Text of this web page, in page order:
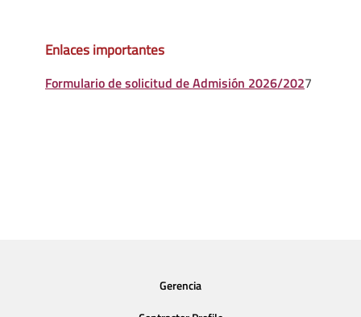
Enlaces importantes
Formulario de solicitud de Admisión 2026/2027
Gerencia